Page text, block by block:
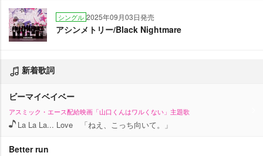
シングル 2025年09月03日発売
アシンメトリー/Black Nightmare
新着歌詞
ビーマイベイベー
アスミック・エース配給映画「山口くんはワルくない」主題歌
La La La... Love 「ねえ、こっち向いて。」
Better run